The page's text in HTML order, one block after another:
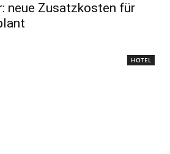
neue Zusatzkosten für
HOTEL